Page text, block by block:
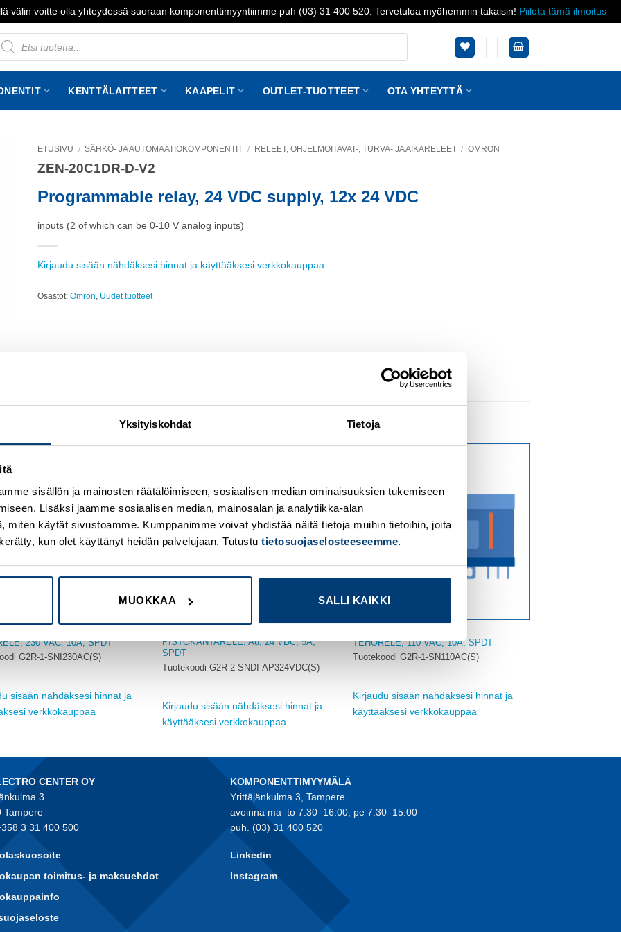
Yksityiskohdat Tietoja
sisällön ja mainosten räätälöimiseen, sosiaalisen median ominaisuuksien tukemiseen
Lisäksi jaamme sosiaalisen median, mainosalan ja analytiikka-alan
miten käytät sivustoamme. Kumppanimme voivat yhdistää näitä tietoja muihin tietoihin, joita
kun olet käyttänyt heidän palvelujaan. Tutustu tietosuojaselosteeseemme.
MUOKKAA SALLI KAIKKI
välin voitte olla yhteydessä suoraan komponenttimyyntiimme puh (03) 31 400 520. Tervetuloa myöhemmin takaisin! Piilota tämä ilmoitus
KENTTÄLAITTEET KAAPELIT OUTLET-TUOTTEET OTA YHTEYTTÄ
ETUSIVU / SÄHKÖ- JA AUTOMAATIOKOMPONENTIT / RELEET, OHJELMOITAVAT-, TURVA- JA AIKARELEET / OMRON
ZEN-20C1DR-D-V2
Programmable relay, 24 VDC supply, 12x 24 VDC
inputs (2 of which can be 0-10 V analog inputs)
Kirjaudu sisään nähdäksesi hinnat ja käyttääksesi verkkokauppaa
Osastot: Omron Uudet tuotteet
wishlist
230 VAC, 10A, SPDT
G2R-1-SNI230AC(S)
sisään nähdäksesi hinnat ja
verkkokauppaa
wishlist
PISTOKANTARELE, Au, 24 VDC, 5A,
SPDT
Tuotekoodi G2R-2-SNDI-AP324VDC(S)
Kirjaudu sisään nähdäksesi hinnat ja
käyttääksesi verkkokauppaa
TEHORELE, 110 VAC, 10A, SPDT
Tuotekoodi G2R-1-SN110AC(S)
Kirjaudu sisään nähdäksesi hinnat ja
käyttääksesi verkkokauppaa
CENTER OY
3
Tampere
3 31 400 500
toimitus- ja maksuehdot
KOMPONENTTIMYYMÄLÄ
Yrittäjänkulma 3, Tampere
avoinna ma–to 7.30–16.00, pe 7.30–15.00
puh. (03) 31 400 520
Linkedin
Instagram